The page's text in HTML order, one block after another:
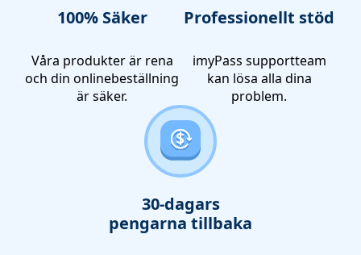
100% Säker
Våra produkter är rena
och din onlinebeställning
är säker.
Professionellt stöd
imyPass supportteam
kan lösa alla dina
problem.
30-dagars
pengarna tillbaka